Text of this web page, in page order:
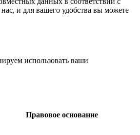
и для вашего удобства вы можете
использовать ваши
Правовое основание